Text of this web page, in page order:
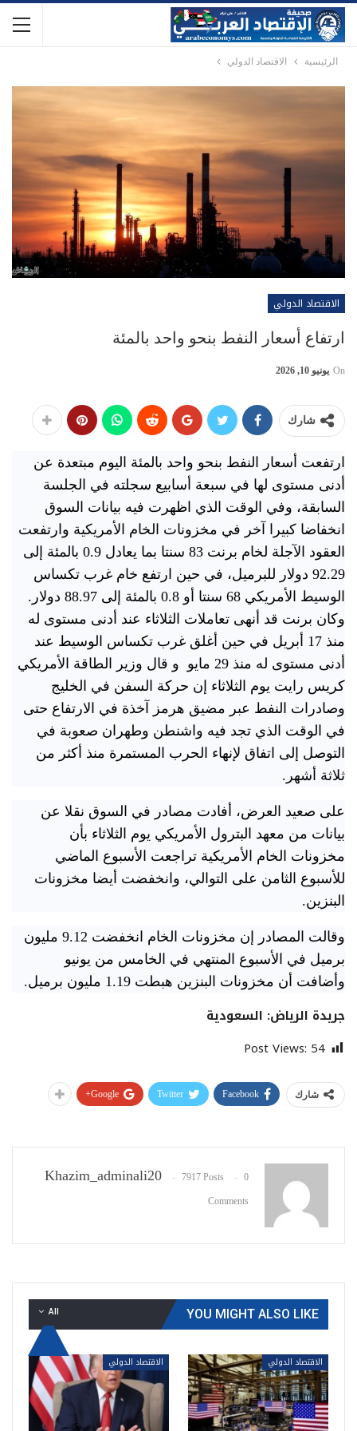
الرئيسية الاقتصاد الدولي
الاقتصاد الدولي
ارتفاع أسعار النفط بنحو واحد بالمئة
On يونيو 10, 2026
شارك
ارتفعت أسعار النفط بنحو واحد بالمئة اليوم مبتعدة عن
أدنى مستوى لها في سبعة أسابيع سجلته في الجلسة
السابقة، وفي ​الوقت الذي اظهرت فيه بيانات السوق
انخفاضا كبيرا آخر في ⁠مخزونات الخام الأمريكية وارتفعت
العقود الآجلة لخام برنت 83 سنتا بما يعادل 0.9 بالمئة إلى
92.29 دولار للبرميل، في حين ارتفع خام غرب تكساس
الوسيط الأمريكي 68 سنتا أو 0.8 بالمئة إلى 88.97 دولار.
وكان برنت قد أنهى ​تعاملات الثلاثاء عند أدنى مستوى ⁠له
منذ 17 أبريل في حين أغلق غرب تكساس الوسيط عند
أدنى مستوى له منذ 29 ‌مايو ​ و قال وزير ​الطاقة الأمريكي
كريس رايت يوم الثلاثاء إن حركة السفن في الخليج
وصادرات النفط عبر مضيق هرمز ⁠آخذة في الارتفاع حتى
في الوقت الذي تجد فيه واشنطن وطهران صعوبة في
التوصل إلى اتفاق لإنهاء الحرب المستمرة منذ ⁠أكثر من
ثلاثة أشهر.
على صعيد العرض، أفادت ⁠مصادر في السوق نقلا عن
بيانات من معهد البترول الأمريكي يوم الثلاثاء بأن
مخزونات الخام الأمريكية تراجعت الأسبوع الماضي
للأسبوع الثامن على التوالي، وانخفضت أيضا مخزونات
البنزين.
وقالت المصادر إن ​مخزونات الخام انخفضت 9.12 مليون
برميل في الأسبوع المنتهي في الخامس من يونيو ⁠
وأضافت أن مخزونات البنزين هبطت 1.19 ⁠مليون برميل.
جريدة الرياض: السعودية
Post Views: 54
شارك Facebook
Twitter
Google+
Khazim_adminali20 7917 Posts 0
Comments
All YOU MIGHT ALSO LIKE
الاقتصاد الدولي الاقتصاد الدولي